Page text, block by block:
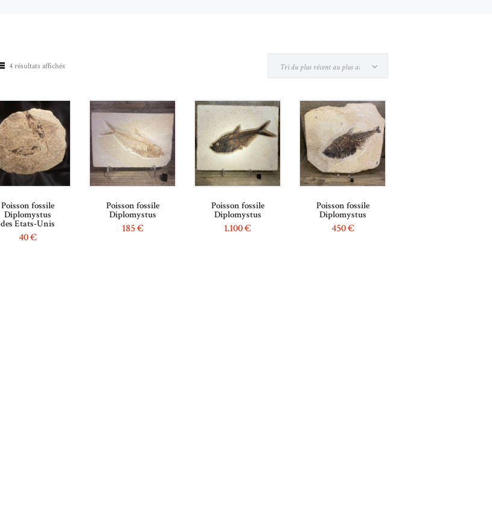
4 résultats affichés
au
plus
ancien
Poisson fossile
Diplomystus
des Etats-Unis
40€
Poisson fossile
Diplomystus
185€
Poisson fossile
Diplomystus
1.100€
Poisson fossile
Diplomystus
450€